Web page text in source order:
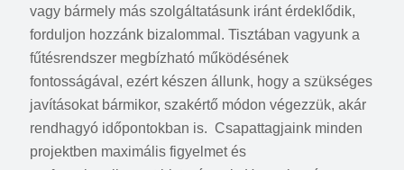
vagy bármely más szolgáltatásunk iránt érdeklődik,
forduljon hozzánk bizalommal. Tisztában vagyunk a
fűtésrendszer megbízható működésének
fontosságával, ezért készen állunk, hogy a szükséges
javításokat bármikor, szakértő módon végezzük, akár
rendhagyó időpontokban is. Csapattagjaink minden
projektben maximális figyelmet és